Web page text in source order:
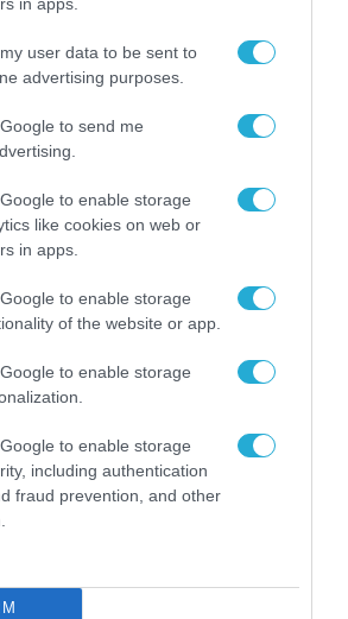
user data to be sent to
advertising purposes.
to send me
to enable storage
like cookies on web or
in apps.
to enable storage
of the website or app.
to enable storage
to enable storage
including authentication
fraud prevention, and other
στο ΥΠΕΘΑ στην τελετή
– Το στρατιωτικό
ακίνητο στα μπαλκόνια
βαθμός αντιπτεράρχου
σε χώρες του ΝΑΤΟ για